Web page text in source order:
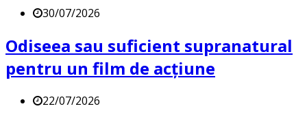
30/07/2026
Odiseea sau suficient supranatural
pentru un film de acțiune
22/07/2026